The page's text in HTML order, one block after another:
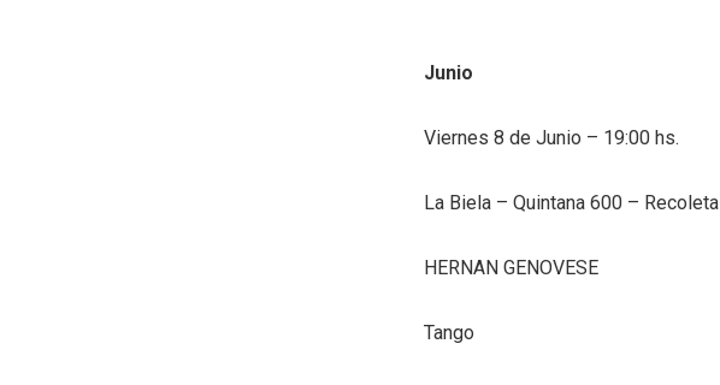
Junio
Viernes 8 de Junio – 19:00 hs.
La Biela – Quintana 600 – Recoleta
HERNAN GENOVESE
Tango